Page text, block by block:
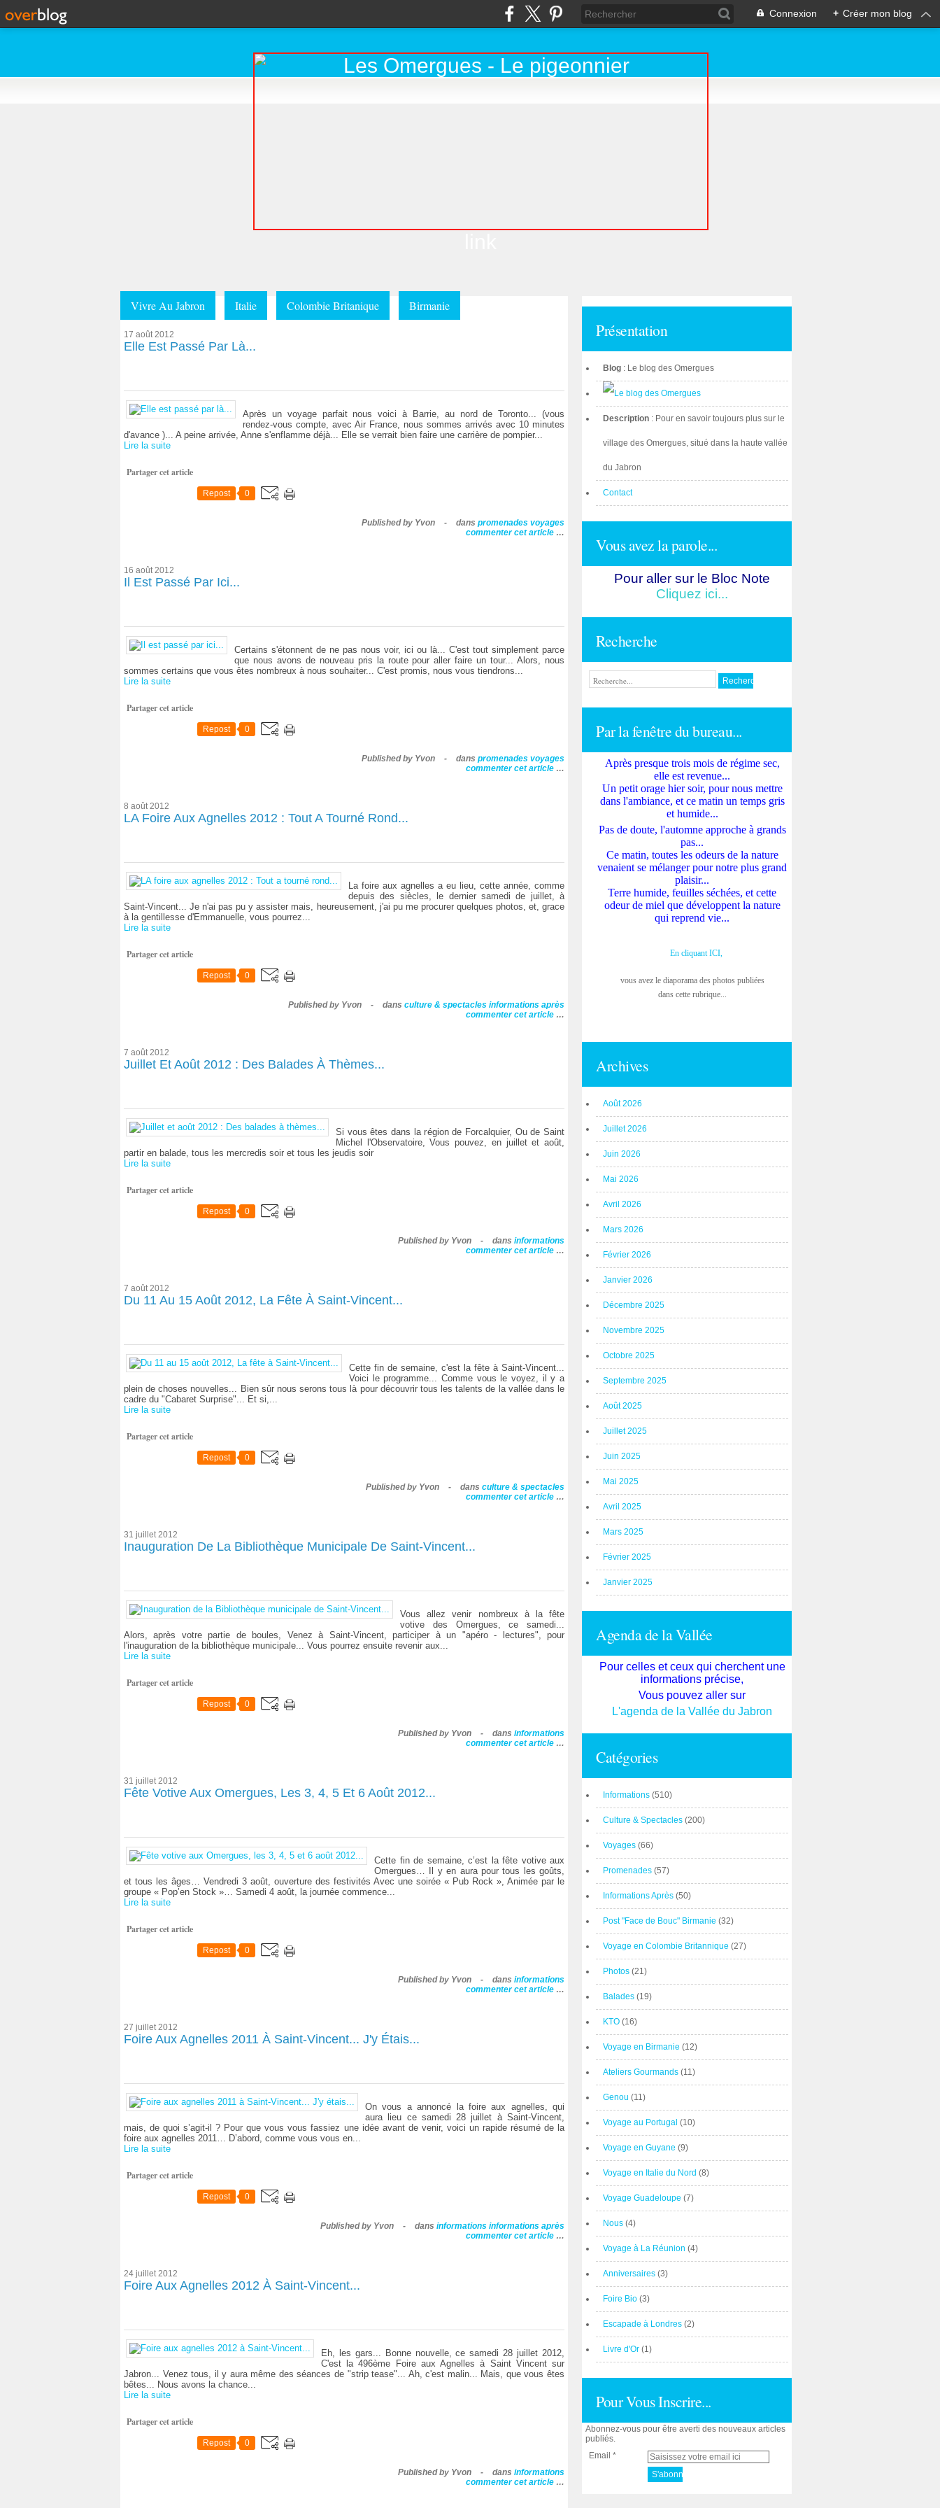
Connexion + Créer mon blog
Vivre Au Jabron Italie Colombie Britanique Birmanie
17 août 2012
Elle Est Passé Par Là...
Après un voyage parfait nous voici à Barrie, au nord de Toronto... (vous
rendez-vous compte, avec Air France, nous sommes arrivés avec 10 minutes
d'avance )... A peine arrivée, Anne s'enflamme déjà... Elle se verrait bien faire une carrière de pompier...
Lire la suite
Partager cet article
Repost 0
Published by Yvon - dans promenades voyages
commenter cet article …
16 août 2012
Il Est Passé Par Ici...
Certains s'étonnent de ne pas nous voir, ici ou là... C'est tout simplement parce
que nous avons de nouveau pris la route pour aller faire un tour... Alors, nous
sommes certains que vous êtes nombreux à nous souhaiter... C'est promis, nous vous tiendrons...
Lire la suite
Partager cet article
Repost 0
Published by Yvon - dans promenades voyages
commenter cet article …
8 août 2012
LA Foire Aux Agnelles 2012 : Tout A Tourné Rond...
La foire aux agnelles a eu lieu, cette année, comme
depuis des siècles, le dernier samedi de juillet, à
Saint-Vincent... Je n'ai pas pu y assister mais, heureusement, j'ai pu me procurer quelques photos, et, grace
à la gentillesse d'Emmanuelle, vous pourrez...
Lire la suite
Partager cet article
Repost 0
Published by Yvon - dans culture & spectacles informations après
commenter cet article …
7 août 2012
Juillet Et Août 2012 : Des Balades À Thèmes...
Si vous êtes dans la région de Forcalquier, Ou de Saint
Michel l'Observatoire, Vous pouvez, en juillet et août,
partir en balade, tous les mercredis soir et tous les jeudis soir
Lire la suite
Partager cet article
Repost 0
Published by Yvon - dans informations
commenter cet article …
7 août 2012
Du 11 Au 15 Août 2012, La Fête À Saint-Vincent...
Cette fin de semaine, c'est la fête à Saint-Vincent...
Voici le programme... Comme vous le voyez, il y a
plein de choses nouvelles... Bien sûr nous serons tous là pour découvrir tous les talents de la vallée dans le
cadre du "Cabaret Surprise"... Et si,...
Lire la suite
Partager cet article
Repost 0
Published by Yvon - dans culture & spectacles
commenter cet article …
31 juillet 2012
Inauguration De La Bibliothèque Municipale De Saint-Vincent...
Vous allez venir nombreux à la fête
votive des Omergues, ce samedi...
Alors, après votre partie de boules, Venez à Saint-Vincent, participer à un "apéro - lectures", pour
l'inauguration de la bibliothèque municipale... Vous pourrez ensuite revenir aux...
Lire la suite
Partager cet article
Repost 0
Published by Yvon - dans informations
commenter cet article …
31 juillet 2012
Fête Votive Aux Omergues, Les 3, 4, 5 Et 6 Août 2012...
Cette fin de semaine, c’est la fête votive aux
Omergues… Il y en aura pour tous les goûts,
et tous les âges… Vendredi 3 août, ouverture des festivités Avec une soirée « Pub Rock », Animée par le
groupe « Pop’en Stock »… Samedi 4 août, la journée commence...
Lire la suite
Partager cet article
Repost 0
Published by Yvon - dans informations
commenter cet article …
27 juillet 2012
Foire Aux Agnelles 2011 À Saint-Vincent... J'y Étais...
On vous a annoncé la foire aux agnelles, qui
aura lieu ce samedi 28 juillet à Saint-Vincent,
mais, de quoi s’agit-il ? Pour que vous vous fassiez une idée avant de venir, voici un rapide résumé de la
foire aux agnelles 2011… D’abord, comme vous vous en...
Lire la suite
Partager cet article
Repost 0
Published by Yvon - dans informations informations après
commenter cet article …
24 juillet 2012
Foire Aux Agnelles 2012 À Saint-Vincent...
Eh, les gars... Bonne nouvelle, ce samedi 28 juillet 2012,
C'est la 496ème Foire aux Agnelles à Saint Vincent sur
Jabron... Venez tous, il y aura même des séances de "strip tease"... Ah, c'est malin... Mais, que vous êtes
bêtes... Nous avons la chance...
Lire la suite
Partager cet article
Repost 0
Published by Yvon - dans informations
commenter cet article …
Présentation
Blog : Le blog des Omergues
Description : Pour en savoir toujours plus sur le
village des Omergues, situé dans la haute vallée
du Jabron
Contact
Vous avez la parole...
Pour aller sur le Bloc Note
Cliquez ici...
Recherche
Par la fenêtre du bureau...
Après presque trois mois de régime sec,
elle est revenue...
Un petit orage hier soir, pour nous mettre
dans l'ambiance, et ce matin un temps gris
et humide...
Pas de doute, l'automne approche à grands
pas...
Ce matin, toutes les odeurs de la nature
venaient se mélanger pour notre plus grand
plaisir...
Terre humide, feuilles séchées, et cette
odeur de miel que développent la nature
qui reprend vie...
En cliquant ICI,
vous avez le diaporama des photos publiées
dans cette rubrique...
Archives
Août 2026
Juillet 2026
Juin 2026
Mai 2026
Avril 2026
Mars 2026
Février 2026
Janvier 2026
Décembre 2025
Novembre 2025
Octobre 2025
Septembre 2025
Août 2025
Juillet 2025
Juin 2025
Mai 2025
Avril 2025
Mars 2025
Février 2025
Janvier 2025
Agenda de la Vallée
Pour celles et ceux qui cherchent une
informations précise,
Vous pouvez aller sur
L'agenda de la Vallée du Jabron
Catégories
Informations (510)
Culture & Spectacles (200)
Voyages (66)
Promenades (57)
Informations Après (50)
Post "Face de Bouc" Birmanie (32)
Voyage en Colombie Britannique (27)
Photos (21)
Balades (19)
KTO (16)
Voyage en Birmanie (12)
Ateliers Gourmands (11)
Genou (11)
Voyage au Portugal (10)
Voyage en Guyane (9)
Voyage en Italie du Nord (8)
Voyage Guadeloupe (7)
Nous (4)
Voyage à La Réunion (4)
Anniversaires (3)
Foire Bio (3)
Escapade à Londres (2)
Livre d'Or (1)
Pour Vous Inscrire...
Abonnez-vous pour être averti des nouveaux articles
publiés.
Email